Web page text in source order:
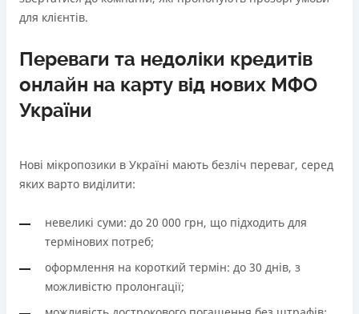
для клієнтів.
Переваги та недоліки кредитів
онлайн на карту від нових МФО
України
Нові мікропозики в Україні мають безліч переваг, серед
яких варто виділити:
невеликі суми: до 20 000 грн, що підходить для
термінових потреб;
оформлення на короткий термін: до 30 днів, з
можливістю пролонгації;